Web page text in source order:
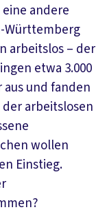
andere
Württemberg
arbeitslos – der
etwa 3.000
und fanden
arbeitslosen
wollen
Einstieg.